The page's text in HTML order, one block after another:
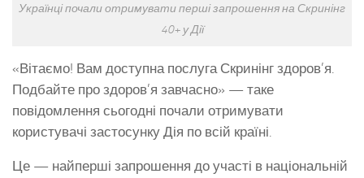
Українці почали отримувати перші запрошення на Скринінг
40+ у Дії
«Вітаємо! Вам доступна послуга Скринінг здоров’я.
Подбайте про здоров’я завчасно» — таке
повідомлення сьогодні почали отримувати
користувачі застосунку Дія по всій країні.
Це — найперші запрошення до участі в національній